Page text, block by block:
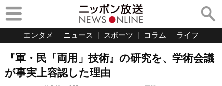
エンタメ ニュース スポーツ コラム ライフ
『軍・民「両用」技術』の研究を、学術会議
が事実上容認した理由